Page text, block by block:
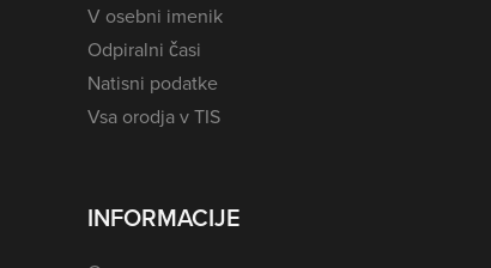
V osebni imenik
Odpiralni časi
Natisni podatke
Vsa orodja v TIS
INFORMACIJE